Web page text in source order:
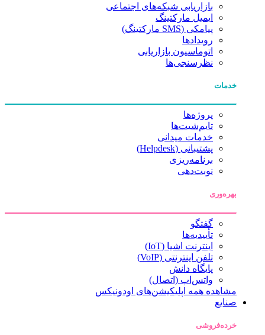
بازاریابی شبکه‌های اجتماعی
ایمیل مارکتینگ
پیامکی (SMS مارکتینگ)
رویدادها
اتوماسیون بازاریابی
نظرسنجی‌ها
خدمات
پروژه‌ها
تایم‌شیت‌ها
خدمات میدانی
پشتیبانی (Helpdesk)
برنامه‌ریزی
نوبت‌دهی
بهره‌وری
گفتگو
تأییدیه‌ها
اینترنت اشیا (IoT)
تلفن اینترنتی (VoIP)
پایگاه دانش
واتس‌اپ (اتصال)
مشاهده همه اپلیکیشن‌های اودونیکس
صنایع
خرده‌فروشی